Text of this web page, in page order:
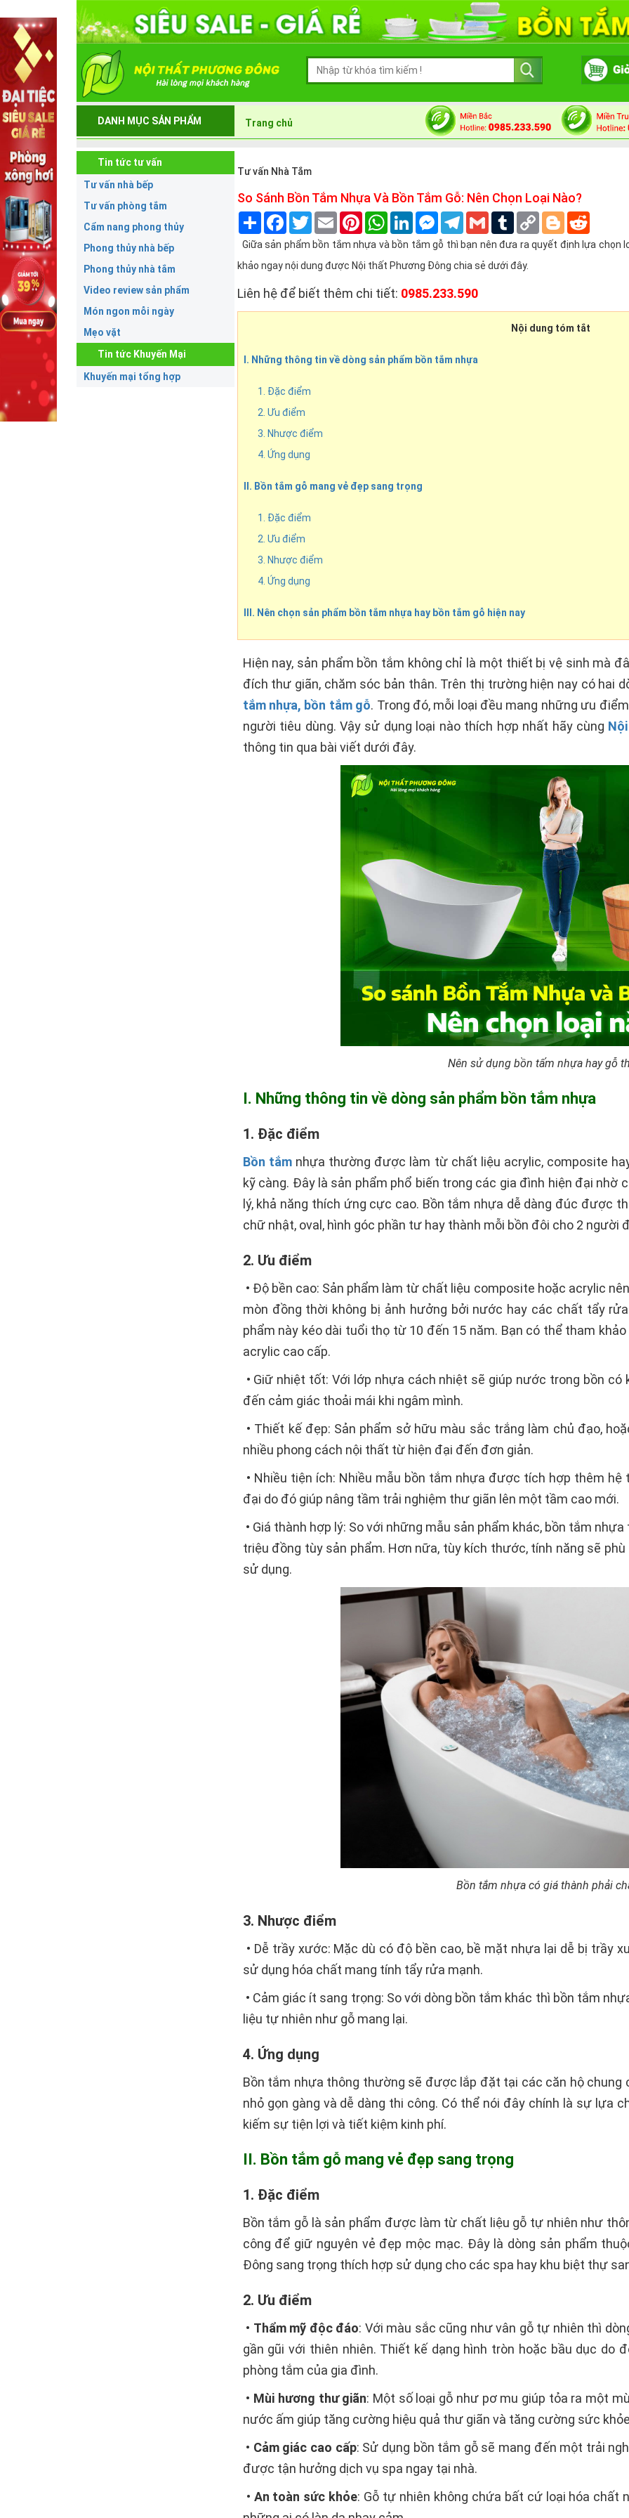
DANH MỤC SẢN PHẨM Trang chủ
Tin tức tư vấn
Tư vấn nhà bếp
Tư vấn phòng tắm
Cẩm nang phong thủy
Phong thủy nhà bếp
Phong thủy nhà tắm
Video review sản phẩm
Món ngon mỗi ngày
Mẹo vặt
Tin tức Khuyến Mại
Khuyến mại tổng hợp
Tư vấn Nhà Tắm
So Sánh Bồn Tắm Nhựa Và Bồn Tắm Gỗ: Nên Chọn Loại Nào?
Share FacebookTwitterEmail PinterestWhatsAppLinkedInMessengerTelegram
Gmail TumblrCopy
Link
Blogger
Giữa sản phẩm bồn tắm nhựa và bồn tắm gỗ thì bạn nên đưa ra quyết định lựa chọn
khảo ngay nội dung được Nội thất Phương Đông chia sẻ dưới đây.
Liên hệ để biết thêm chi tiết: 0985.233.590
Nội dung tóm tắt
I. Những thông tin về dòng sản phẩm bồn tắm nhựa
1. Đặc điểm
2. Ưu điểm
3. Nhược điểm
4. Ứng dụng
II. Bồn tắm gỗ mang vẻ đẹp sang trọng
1. Đặc điểm
2. Ưu điểm
3. Nhược điểm
4. Ứng dụng
III. Nên chọn sản phẩm bồn tắm nhựa hay bồn tắm gỗ hiện nay
Hiện nay, sản phẩm bồn tắm không chỉ là một thiết bị vệ sinh mà
đích thư giãn, chăm sóc bản thân. Trên thị trường hiện nay có hai
tắm nhựa, bồn tắm gỗ. Trong đó, mỗi loại đều mang những ưu
người tiêu dùng. Vậy sử dụng loại nào thích hợp nhất hãy cùng
thông tin qua bài viết dưới đây.
Nên sử dụng bồn tấm nhựa hay gỗ
I. Những thông tin về dòng sản phẩm bồn tắm nhựa
1. Đặc điểm
Bồn tắmnhựa thường được làm từ chất liệu acrylic, composite
kỹ càng. Đây là sản phẩm phổ biến trong các gia đình hiện đại nhờ
lý, khả năng thích ứng cực cao. Bồn tắm nhựa dễ dàng đúc được
chữ nhật, oval, hình góc phần tư hay thành mỗi bồn đôi cho 2 người
2. Ưu điểm
• Độ bền cao: Sản phẩm làm từ chất liệu composite hoặc acrylic
mòn đồng thời không bị ảnh hưởng bởi nước hay các chất tẩy
phẩm này kéo dài tuổi thọ từ 10 đến 15 năm. Bạn có thể tham
acrylic cao cấp.
• Giữ nhiệt tốt: Với lớp nhựa cách nhiệt sẽ giúp nước trong bồn
đến cảm giác thoải mái khi ngâm mình.
• Thiết kế đẹp: Sản phẩm sở hữu màu sắc trắng làm chủ đạo,
nhiều phong cách nội thất từ hiện đại đến đơn giản.
• Nhiều tiện ích: Nhiều mẫu bồn tắm nhựa được tích hợp thêm hệ
đại do đó giúp nâng tầm trải nghiệm thư giãn lên một tầm cao mới.
• Giá thành hợp lý: So với những mẫu sản phẩm khác, bồn tắm
triệu đồng tùy sản phẩm. Hơn nữa, tùy kích thước, tính năng sẽ
sử dụng.
Bồn tắm nhựa có giá thành phải
3. Nhược điểm
• Dễ trầy xước: Mặc dù có độ bền cao, bề mặt nhựa lại dễ bị trầy
sử dụng hóa chất mang tính tẩy rửa mạnh.
• Cảm giác ít sang trọng: So với dòng bồn tắm khác thì bồn tắm
liệu tự nhiên như gỗ mang lại.
4. Ứng dụng
Bồn tắm nhựa thông thường sẽ được lắp đặt tại các căn hộ chung
nhỏ gọn gàng và dễ dàng thi công. Có thể nói đây chính là sự lựa
kiếm sự tiện lợi và tiết kiệm kinh phí.
II. Bồn tắm gỗ mang vẻ đẹp sang trọng
1. Đặc điểm
Bồn tắm gỗ là sản phẩm được làm từ chất liệu gỗ tự nhiên như
công để giữ nguyên vẻ đẹp mộc mạc. Đây là dòng sản phẩm
Đông sang trọng thích hợp sử dụng cho các spa hay khu biệt thự
2. Ưu điểm
• Thẩm mỹ độc đáo: Với màu sắc cũng như vân gỗ tự nhiên thì
gần gũi với thiên nhiên. Thiết kế dạng hình tròn hoặc bầu dục do
phòng tắm của gia đình.
• Mùi hương thư giãn: Một số loại gỗ như pơ mu giúp tỏa ra một
nước ấm giúp tăng cường hiệu quả thư giãn và tăng cường sức
• Cảm giác cao cấp: Sử dụng bồn tắm gỗ sẽ mang đến một trải
được tận hưởng dịch vụ spa ngay tại nhà.
• An toàn sức khỏe: Gỗ tự nhiên không chứa bất cứ loại hóa chất